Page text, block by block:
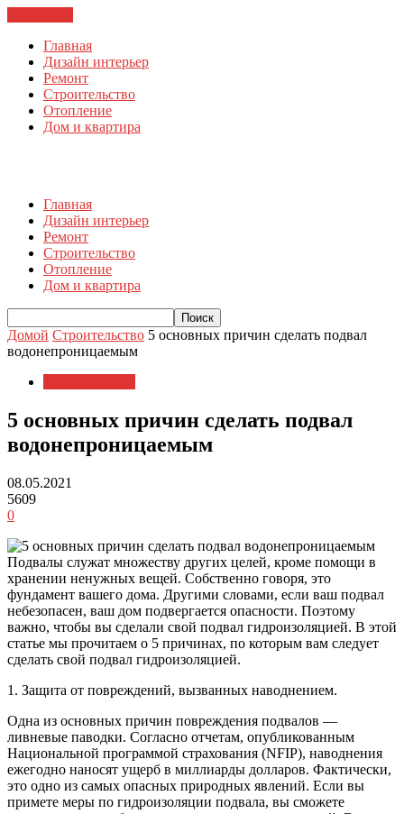
Главная
Дизайн интерьер
Ремонт
Строительство
Отопление
Дом и квартира
Главная
Дизайн интерьер
Ремонт
Строительство
Отопление
Дом и квартира
Домой Строительство 5 основных причин сделать подвал
водонепроницаемым
5 основных причин сделать подвал
водонепроницаемым
08.05.2021
5609
0
Подвалы служат множеству других целей, кроме помощи в
хранении ненужных вещей. Собственно говоря, это
фундамент вашего дома. Другими словами, если ваш подвал
небезопасен, ваш дом подвергается опасности. Поэтому
важно, чтобы вы сделали свой подвал гидроизоляцией. В этой
статье мы прочитаем о 5 причинах, по которым вам следует
сделать свой подвал гидроизоляцией.
1. Защита от повреждений, вызванных наводнением.
Одна из основных причин повреждения подвалов —
ливневые паводки. Согласно отчетам, опубликованным
Национальной программой страхования (NFIP), наводнения
ежегодно наносят ущерб в миллиарды долларов. Фактически,
это одно из самых опасных природных явлений. Если вы
примете меры по гидроизоляции подвала, вы сможете